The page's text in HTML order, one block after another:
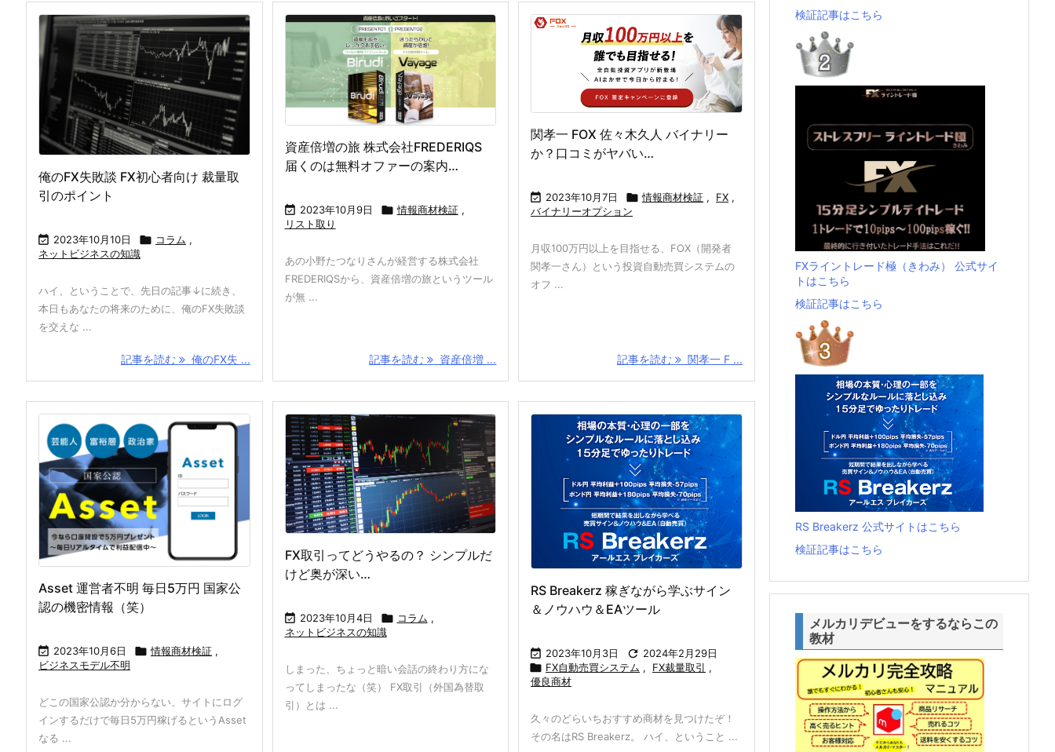
俺のFX失敗談 FX初心者向け 裁量取
引のポイント
 2023年10月10日  コラム ,
ネットビジネスの知識
ハイ、ということで、先日の記事↓に続き、
本日もあなたの将来のために、俺のFX失敗談
を交えな ...
記事を読む 俺のFX失 ...
資産倍増の旅 株式会社FREDERIQS
届くのは無料オファーの案内…
 2023年10月9日  情報商材検証 ,
リスト取り
あの小野たつなりさんが経営する株式会社
FREDERIQSから、資産倍増の旅というツール
が無 ...
記事を読む 資産倍増 ...
関孝一 FOX 佐々木久人 バイナリー
か？口コミがヤバい…
 2023年10月7日  情報商材検証 , FX ,
バイナリーオプション
月収100万円以上を目指せる、FOX（開発者
関孝一さん）という投資自動売買システムの
オフ ...
記事を読む 関孝一 F ...
Asset 運営者不明 毎日5万円 国家公
認の機密情報（笑）
 2023年10月6日  情報商材検証 ,
ビジネスモデル不明
どこの国家公認か分からない、サイトにログ
インするだけで毎日5万円稼げるというAsset
なる ...
FX取引ってどうやるの？ シンプルだ
けど奥が深い…
 2023年10月4日  コラム ,
ネットビジネスの知識
しまった、ちょっと暗い会話の終わり方にな
ってしまったな（笑） FX取引（外国為替取
引）とは ...
RS Breakerz 稼ぎながら学ぶサイン
＆ノウハウ＆EAツール
 2023年10月3日  2024年2月29日
 FX自動売買システム , FX裁量取引 ,
優良商材
久々のどらいちおすすめ商材を見つけたぞ！
その名はRS Breakerz。 ハイ、ということ ...
検証記事はこちら
FXライントレード極（きわみ） 公式サイ
トはこちら
検証記事はこちら
RS Breakerz 公式サイトはこちら
検証記事はこちら
メルカリデビューをするならこの
教材